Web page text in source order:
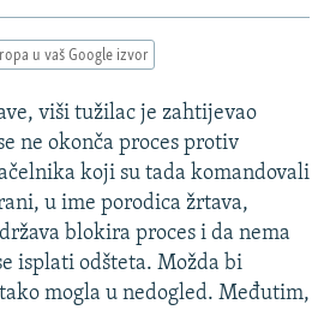
u vaš Google izvor
viši tužilac je zahtijevao
ne okonča proces protiv
koji su tada komandovali
u ime porodica žrtava,
blokira proces i da nema
isplati odšteta. Možda bi
mogla u nedogled. Međutim,